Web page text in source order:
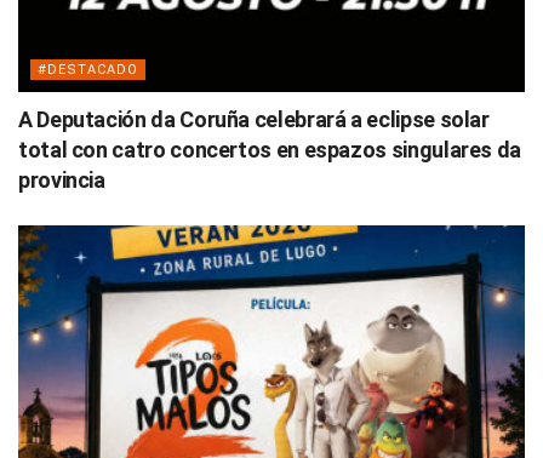
#DESTACADO
A Deputación da Coruña celebrará a eclipse solar
total con catro concertos en espazos singulares da
provincia